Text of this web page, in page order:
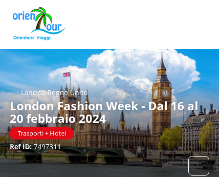
Londra, Regno Unito
London Fashion Week - Dal 16 al
20 febbraio 2024
Trasporti + Hotel
Ref ID:7497311